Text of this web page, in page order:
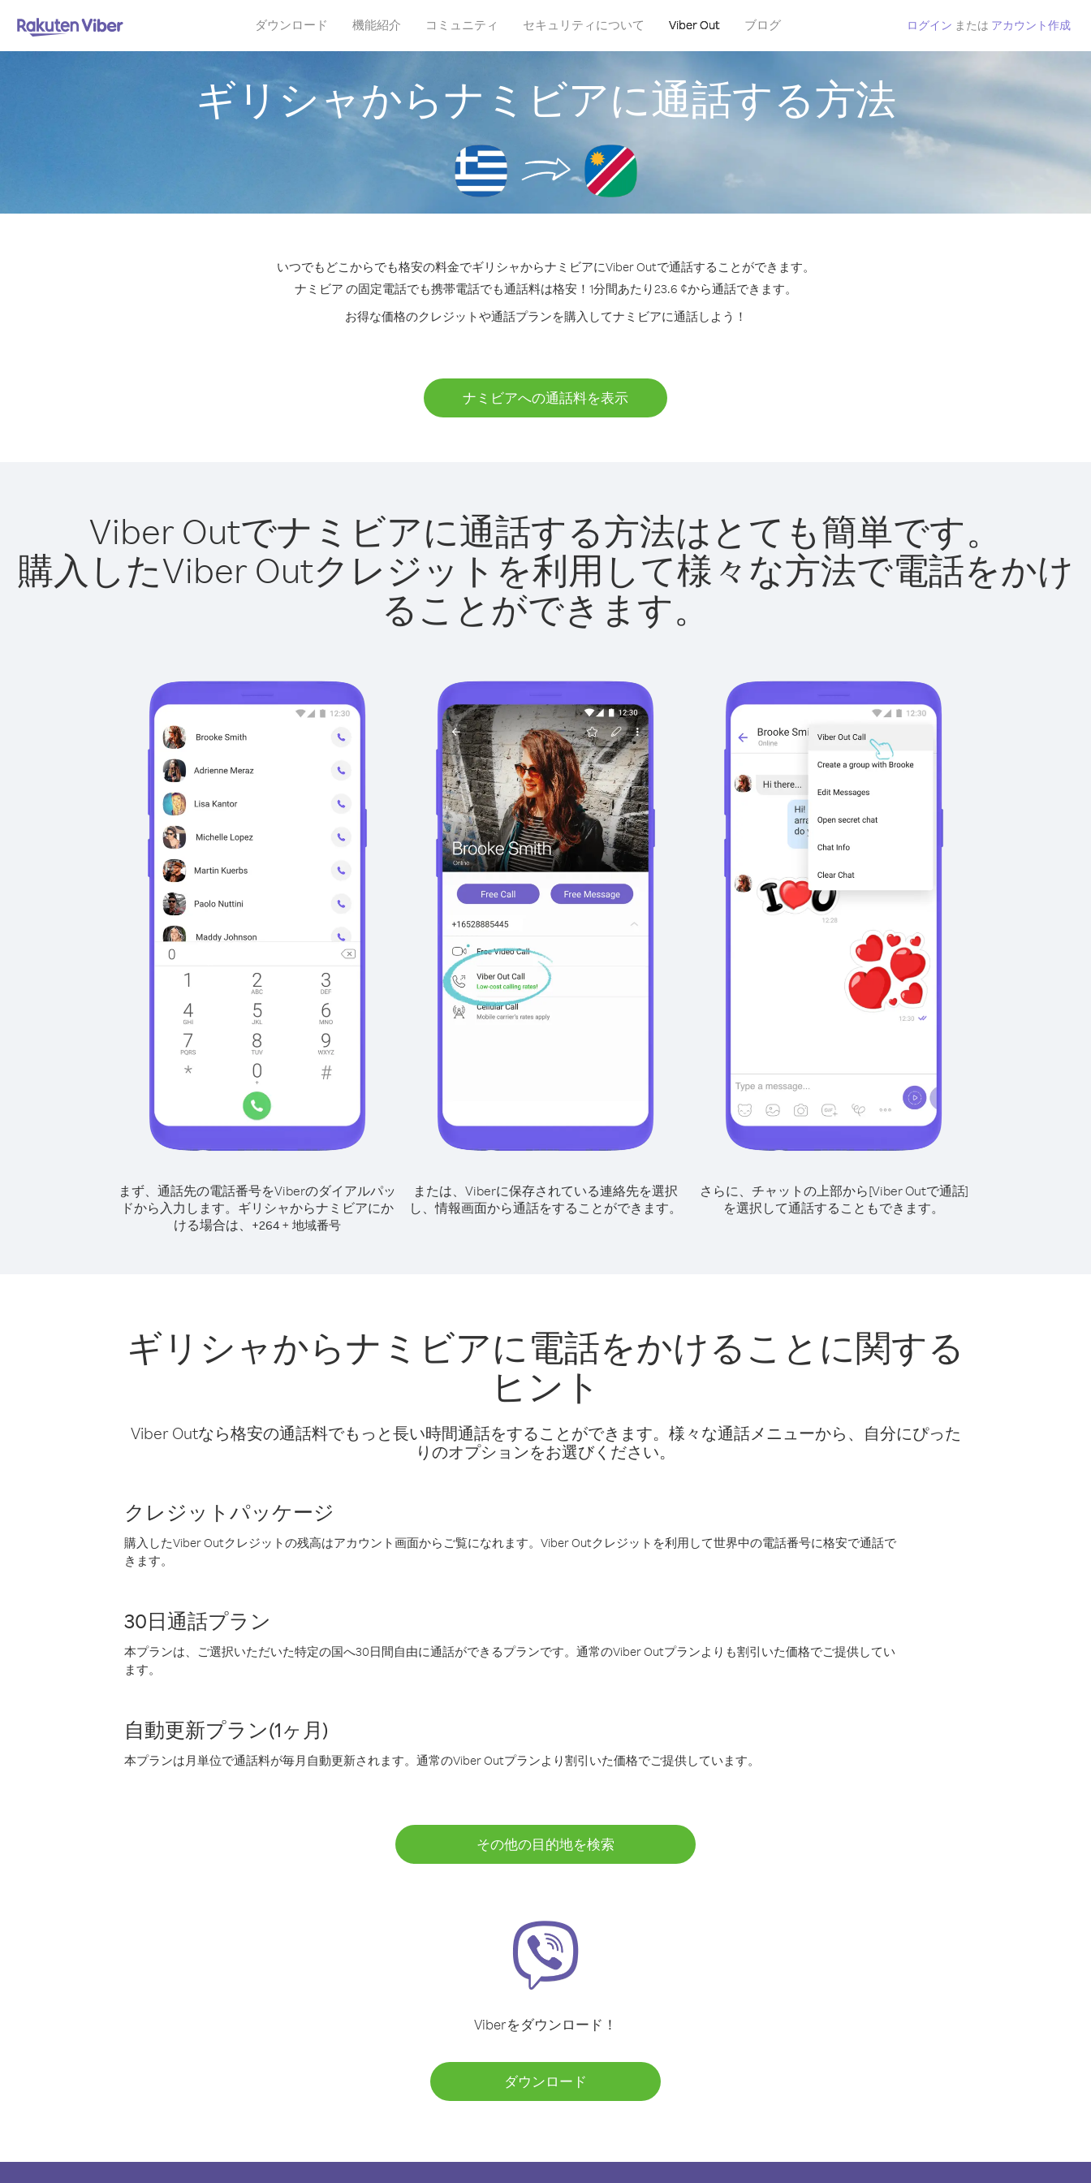
ダウンロード 機能紹介 コミュニティ セキュリティについて Viber Out ブログ ログイン または アカウント作成
ギリシャからナミビアに通話する方法
いつでもどこからでも格安の料金でギリシャからナミビアにViber Outで通話することができます。
ナミビア の固定電話でも携帯電話でも通話料は格安！1分間あたり23.6 ¢から通話できます。
お得な価格のクレジットや通話プランを購入してナミビアに通話しよう！
ナミビアへの通話料を表示
Viber Outでナミビアに通話する方法はとても簡単です。
購入したViber Outクレジットを利用して様々な方法で電話をかけ
ることができます。
まず、通話先の電話番号をViberのダイアルパッ
ドから入力します。 ギリシャからナミビアにか
ける場合は、 +264 + 地域番号
または、Viberに保存されている連絡先を選択
し、情報画面から通話をすることができます。
さらに、チャットの上部から[Viber Outで通話]
を選択して通話することもできます。
ギリシャからナミビアに電話をかけることに関する
ヒント
Viber Outなら格安の通話料でもっと長い時間通話をすることができます。様々な通話メニューから、自分にぴった
りのオプションをお選びください。
クレジットパッケージ
購入したViber Outクレジットの残高はアカウント画面からご覧になれます。Viber Outクレジットを利用して世界中の電話番号に格安で通話で
きます。
30日通話プラン
本プランは、ご選択いただいた特定の国へ30日間自由に通話ができるプランです。通常のViber Outプランよりも割引いた価格でご提供してい
ます。
自動更新プラン(1ヶ月)
本プランは月単位で通話料が毎月自動更新されます。通常のViber Outプランより割引いた価格でご提供しています。
その他の目的地を検索
Viberをダウンロード！
ダウンロード